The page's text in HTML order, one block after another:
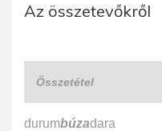
Az összetevőkről
Összetétel
durumbúzadara